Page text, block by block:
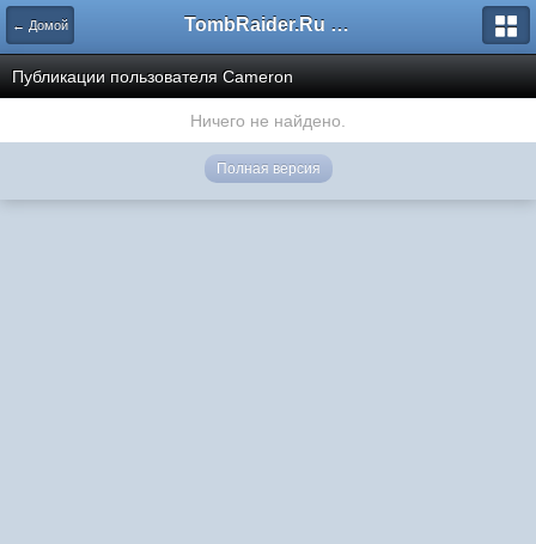
← Домой TombRaider.Ru - Форумы
Публикации пользователя Cameron
Ничего не найдено.
Полная версия